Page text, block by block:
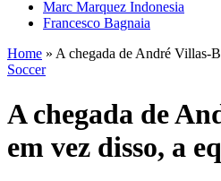
Marc Marquez Indonesia
Francesco Bagnaia
Home » A chegada de André Villas-
Soccer
A chegada de
em vez disso, a